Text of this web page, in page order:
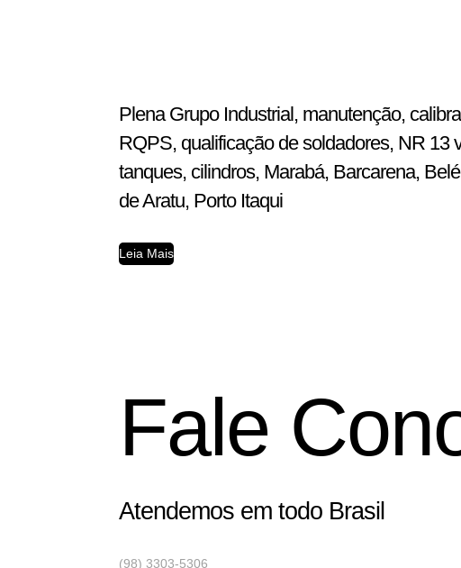
Plena Grupo Industrial, manutenção,
RQPS, qualificação de soldadores, NR 13
tanques, cilindros, Marabá, Barcarena,
de Aratu, Porto Itaqui
Leia Mais
Fale
Atendemos em todo Brasil
(98) 3303-5306